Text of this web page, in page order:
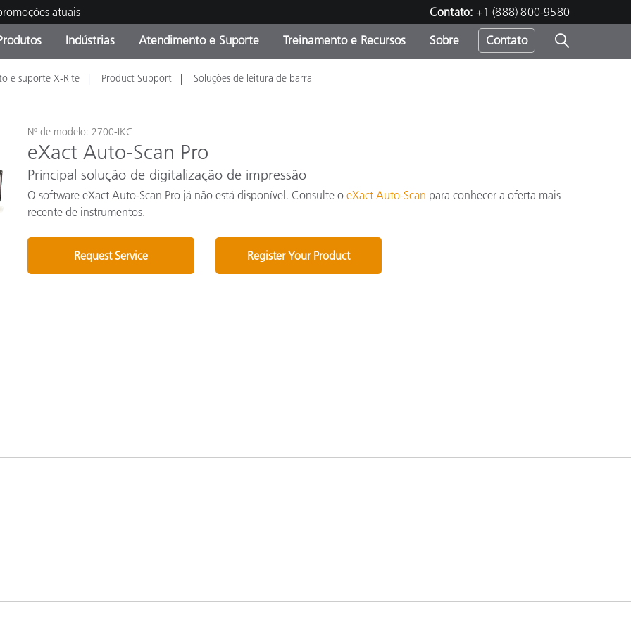
atuais Contato: +1 (888) 800-9580
de Produtos
Produtos fora de linha -
Online Store
Indústrias
e Revestimentos
OEM Display & Printer
Produtos Embalados
Food Color Measurement
Ciências Biológicas
Atendimento e Suporte
de Manutenção Contate nossa equipe
Treinamento e Recursos
Experience Center
Consultas e Auditorias
Principais Downloads
Outros recursos
Sobre Contato
e suporte X-Rite Product Support
Soluções de leitura de barra
Nº de modelo: 2700-IKC
eXact Auto-Scan Pro
Principal solução de digitalização de impressão
O software eXact Auto-Scan Pro já não está disponível. Consulte o eXact Auto-Scan para conhecer a oferta mais
recente de instrumentos.
Request Service Register Your Product